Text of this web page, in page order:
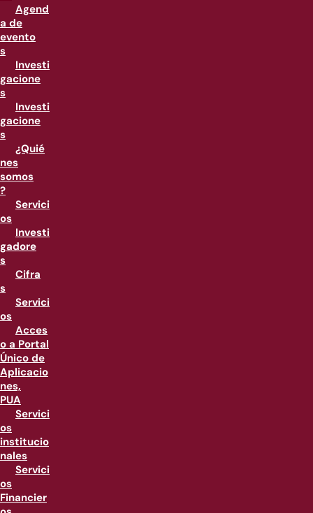
Agend
a de
evento
s
Investi
gacione
s
Investi
gacione
s
¿Quié
nes
somos
?
Servici
os
Investi
gadore
s
Cifra
s
Servici
os
Acces
o a Portal
Único de
Aplicacio
nes,
PUA
Servici
os
institucio
nales
Servici
os
Financier